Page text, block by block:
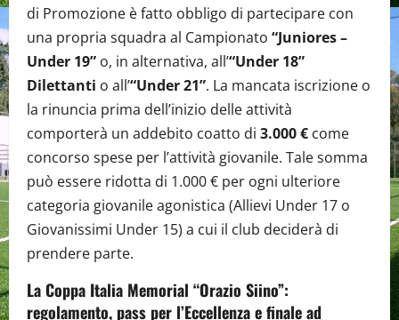
di Promozione è fatto obbligo di partecipare con
una propria squadra al Campionato “Juniores –
Under 19” o, in alternativa, all’“Under 18”
Dilettanti o all’“Under 21”. La mancata iscrizione o
la rinuncia prima dell’inizio delle attività
comporterà un addebito coatto di 3.000 € come
concorso spese per l’attività giovanile. Tale somma
può essere ridotta di 1.000 € per ogni ulteriore
categoria giovanile agonistica (Allievi Under 17 o
Giovanissimi Under 15) a cui il club deciderà di
prendere parte.
La Coppa Italia Memorial “Orazio Siino”:
regolamento, pass per l’Eccellenza e finale ad